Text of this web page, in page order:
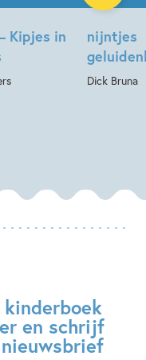
Kipjes in
nijntjes
Dick Bruna
en schrijf